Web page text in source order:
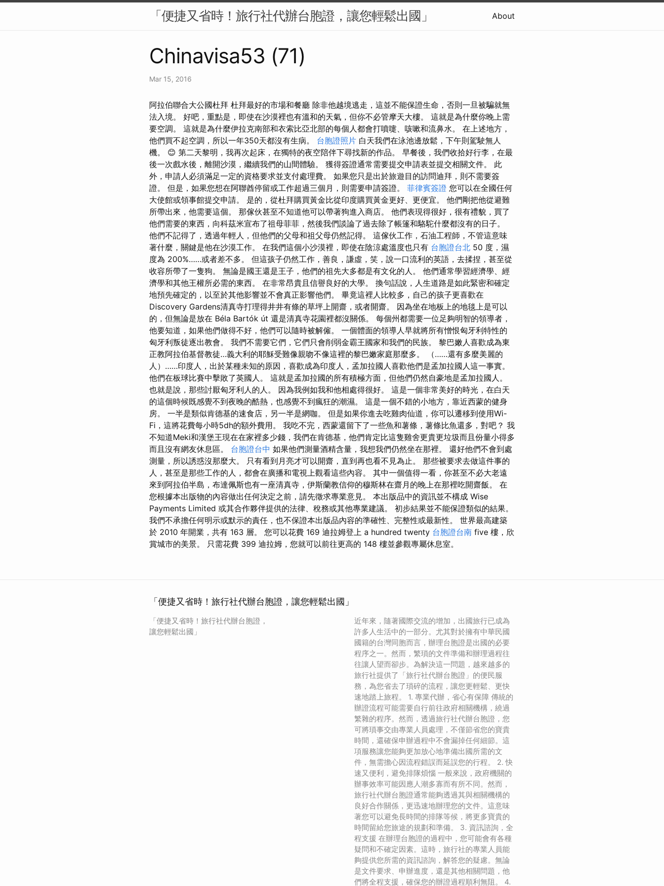
「便捷又省時！旅行社代辦台胞證，讓您輕鬆出國」 About
Chinavisa53 (71)
Mar 15, 2016
阿拉伯聯合大公國杜拜 杜拜最好的市場和餐廳 除非他越境逃走，這並不能保證生命，否則一旦被騙就無
法入境。 好吧，重點是，即使在沙漠裡也有溫和的天氣，但你不必管摩天大樓。 這就是為什麼你晚上需
要空調。 這就是為什麼伊拉克南部和衣索比亞北部的每個人都會打噴嚏、咳嗽和流鼻水。 在上述地方，
他們買不起空調，所以一年350天都沒有生病。 台胞證照片 白天我們在泳池邊放鬆，下午則駕駛無人
機。 😊 第二天黎明，我再次起床，在獨特的夜空陪伴下尋找新的作品。 早餐後，我們收拾好行李，在最
後一次戲水後，離開沙漠，繼續我們的山間體驗。 獲得簽證通常需要提交申請表並提交相關文件。 此
外，申請人必須滿足一定的資格要求並支付處理費。 如果您只是出於旅遊目的訪問迪拜，則不需要簽
證。 但是，如果您想在阿聯酋停留或工作超過三個月，則需要申請簽證。 菲律賓簽證 您可以在全國任何
大使館或領事館提交申請。 是的，從杜拜購買黃金比從印度購買黃金更好、更便宜。 他們剛把他從避難
所帶出來，他需要這個。 那傢伙甚至不知道他可以帶著狗進入商店。 他們表現得很好，很有禮貌，買了
他們需要的東西，向科茲米宣布了祖母菲菲，然後我們談論了過去除了帳篷和駱駝什麼都沒有的日子。
他們不記得了，透過年輕人，但他們的父母和祖父母仍然記得。 這傢伙工作，石油工程師，不管這意味
著什麼，關鍵是他在沙漠工作。 在我們這個小沙漠裡，即使在陰涼處溫度也只有 台胞證台北 50 度，濕
度為 200%……或者差不多。 但這孩子仍然工作，善良，謙虛，笑，說一口流利的英語，去揉捏，甚至從
收容所帶了一隻狗。 無論是國王還是王子，他們的祖先大多都是有文化的人。 他們通常學習經濟學、經
濟學和其他王權所必需的東西。 在非常昂貴且信譽良好的大學。 換句話說，人生道路是如此緊密和確定
地預先確定的，以至於其他影響並不會真正影響他們。 畢竟這裡人比較多，自己的孩子更喜歡在
Discovery Gardens清真寺打理得井井有條的草坪上開齋，或者開齋。 因為坐在地板上的地毯上是可以
的，但無論是放在 Béla Bartók út 還是清真寺花園裡都沒關係。 每個州都需要一位足夠明智的領導者，
他要知道，如果他們做得不好，他們可以隨時被解僱。 一個體面的領導人早就將所有憎恨匈牙利特性的
匈牙利叛徒逐出教會。 我們不需要它們，它們只會削弱金霸王國家和我們的民族。 黎巴嫩人喜歡成為東
正教阿拉伯基督教徒…義大利的耶穌受難像親吻不像這裡的黎巴嫩家庭那麼多。 （……還有多麼美麗的
人）……印度人，出於某種未知的原因，喜歡成為印度人，孟加拉國人喜歡他們是孟加拉國人這一事實。
他們在板球比賽中擊敗了英國人。 這就是孟加拉國的所有積極方面，但他們仍然自豪地是孟加拉國人。
也就是說，那些討厭匈牙利人的人。 因為我例如我和他相處得很好。 這是一個非常美好的時光，在白天
的這個時候既感覺不到夜晚的酷熱，也感覺不到瘋狂的潮濕。 這是一個不錯的小地方，靠近西蒙的健身
房。 一半是類似肯德基的速食店，另一半是網咖。 但是如果你進去吃雞肉仙道，你可以遷移到使用Wi-
Fi，這將花費每小時5dh的額外費用。 我吃不完，西蒙還留下了一些魚和薯條，薯條比魚還多，對吧？ 我
不知道Meki和漢堡王現在在家裡多少錢，我們在肯德基，他們肯定比這隻雞舍更貴更垃圾而且份量小得多
而且沒有網友休息區。 台胞證台中 如果他們測量酒精含量，我想我們仍然坐在那裡。 還好他們不會到處
測量，所以誘惑沒那麼大。 只有看到月亮才可以開齋，直到再也看不見為止。 那些被要求去做這件事的
人，甚至是那些工作的人，都會在廣播和電視上觀看這些內容。 其中一個值得一看，你甚至不必大老遠
來到阿拉伯半島，布達佩斯也有一座清真寺，伊斯蘭教信仰的穆斯林在齋月的晚上在那裡吃開齋飯。 在
您根據本出版物的內容做出任何決定之前，請先徵求專業意見。 本出版品中的資訊並不構成 Wise
Payments Limited 或其合作夥伴提供的法律、稅務或其他專業建議。 初步結果並不能保證類似的結果。
我們不承擔任何明示或默示的責任，也不保證本出版品內容的準確性、完整性或最新性。 世界最高建築
於 2010 年開業，共有 163 層。 您可以花費 169 迪拉姆登上 a hundred twenty 台胞證台南 five 樓，欣
賞城市的美景。 只需花費 399 迪拉姆，您就可以前往更高的 148 樓並參觀專屬休息室。
「便捷又省時！旅行社代辦台胞證，讓您輕鬆出國」
「便捷又省時！旅行社代辦台胞證，
讓您輕鬆出國」
近年來，隨著國際交流的增加，出國旅行已成為
許多人生活中的一部分。尤其對於擁有中華民國
國籍的台灣同胞而言，辦理台胞證是出國的必要
程序之一。然而，繁瑣的文件準備和辦理過程往
往讓人望而卻步。為解決這一問題，越來越多的
旅行社提供了「旅行社代辦台胞證」的便民服
務，為您省去了瑣碎的流程，讓您更輕鬆、更快
速地踏上旅程。 1. 專業代辦，省心有保障 傳統的
辦證流程可能需要自行前往政府相關機構，繞過
繁雜的程序。然而，透過旅行社代辦台胞證，您
可將瑣事交由專業人員處理，不僅節省您的寶貴
時間，還確保申辦過程中不會漏掉任何細節。這
項服務讓您能夠更加放心地準備出國所需的文
件，無需擔心因流程錯誤而延誤您的行程。 2. 快
速又便利，避免排隊煩惱 一般來說，政府機關的
辦事效率可能因應人潮多寡而有所不同。然而，
旅行社代辦台胞證通常能夠透過其與相關機構的
良好合作關係，更迅速地辦理您的文件。這意味
著您可以避免長時間的排隊等候，將更多寶貴的
時間留給您旅途的規劃和準備。 3. 資訊諮詢，全
程支援 在辦理台胞證的過程中，您可能會有各種
疑問和不確定因素。這時，旅行社的專業人員能
夠提供您所需的資訊諮詢，解答您的疑慮。無論
是文件要求、申辦進度，還是其他相關問題，他
們將全程支援，確保您的辦證過程順利無阻。 4.